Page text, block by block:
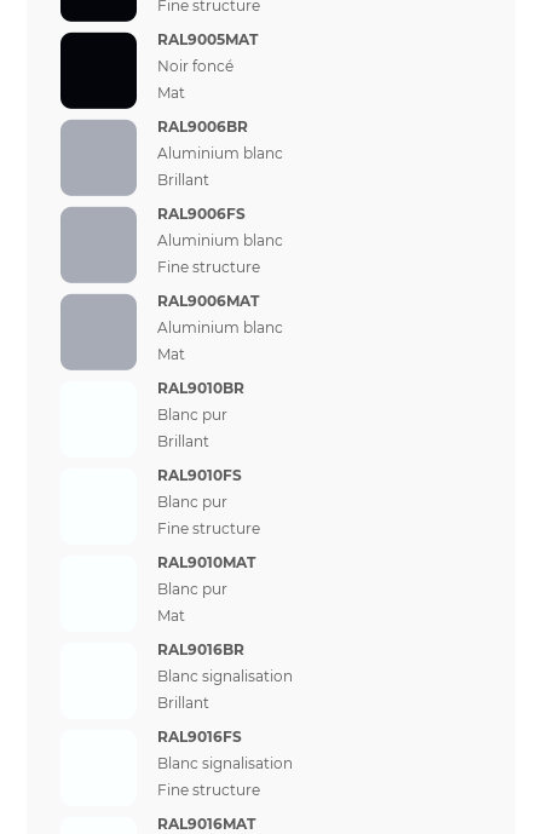
Fine structure
RAL9005MAT
Noir foncé
Mat
RAL9006BR
Aluminium blanc
Brillant
RAL9006FS
Aluminium blanc
Fine structure
RAL9006MAT
Aluminium blanc
Mat
RAL9010BR
Blanc pur
Brillant
RAL9010FS
Blanc pur
Fine structure
RAL9010MAT
Blanc pur
Mat
RAL9016BR
Blanc signalisation
Brillant
RAL9016FS
Blanc signalisation
Fine structure
RAL9016MAT